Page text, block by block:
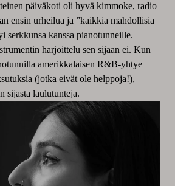
päiväkoti oli hyvä kimmoke, radio
ensin urheilua ja ”kaikkia mahdollisia
serkkunsa kanssa pianotunneille.
harjoittelu sen sijaan ei. Kun
amerikkalaisen R&B-yhtye
(jotka eivät ole helppoja!),
sijasta laulutunteja.